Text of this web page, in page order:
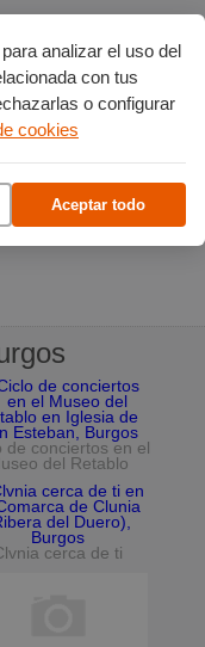
analizar el uso del
con tus
o configurar
cookies
Aceptar todo
de conciertos en el
del Retablo
cerca de ti